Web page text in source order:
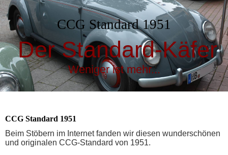
CCG Standard 1951
Der Standard-Käfer
Weniger ist mehr...
CCG Standard 1951
Beim Stöbern im Internet fanden wir diesen wunderschönen
und originalen CCG-Standard von 1951.